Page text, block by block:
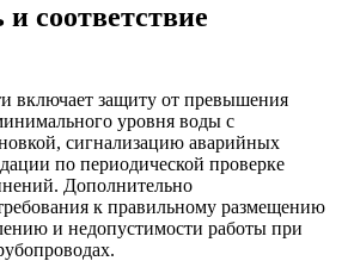
и соответствие
включает защиту от превышения
уровня воды с
сигнализацию аварийных
по периодической проверке
Дополнительно
к правильному размещению
и недопустимости работы при